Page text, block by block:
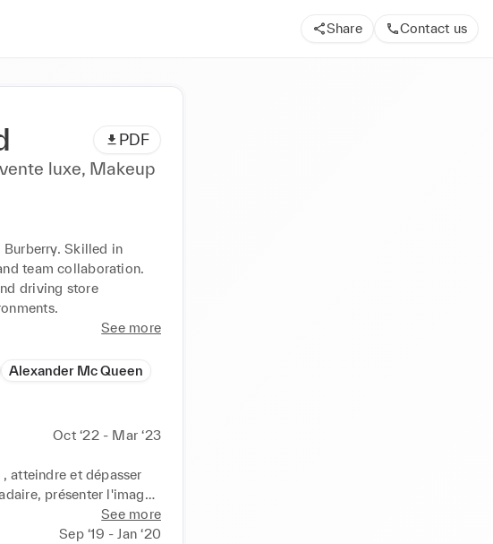
Share Contact us
PDF
luxe, Makeup
Skilled in
team collaboration.
driving store
See more
Alexander Mc Queen
Oct ‘22 - Mar ‘23
atteindre et dépasser
présenter l'image
See more
Sep ‘19 - Jan ‘20